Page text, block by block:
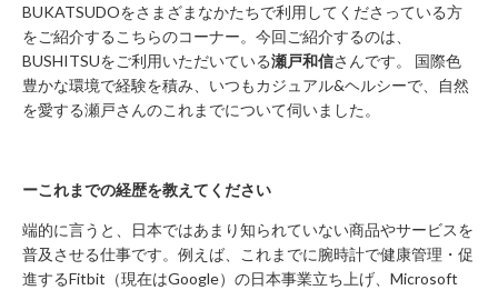
BUKATSUDOをさまざまなかたちで利用してくださっている方
をご紹介するこちらのコーナー。今回ご紹介するのは、
BUSHITSUをご利用いただいている瀬戸和信さんです。 国際色
豊かな環境で経験を積み、いつもカジュアル&ヘルシーで、自然
を愛する瀬戸さんのこれまでについて伺いました。
ーこれまでの経歴を教えてください
端的に言うと、日本ではあまり知られていない商品やサービスを
普及させる仕事です。例えば、これまでに腕時計で健康管理・促
進するFitbit（現在はGoogle）の日本事業立ち上げ、Microsoft
ROOM
る
REPORT
BUKATSUDO?
ACCESS
設
営
業